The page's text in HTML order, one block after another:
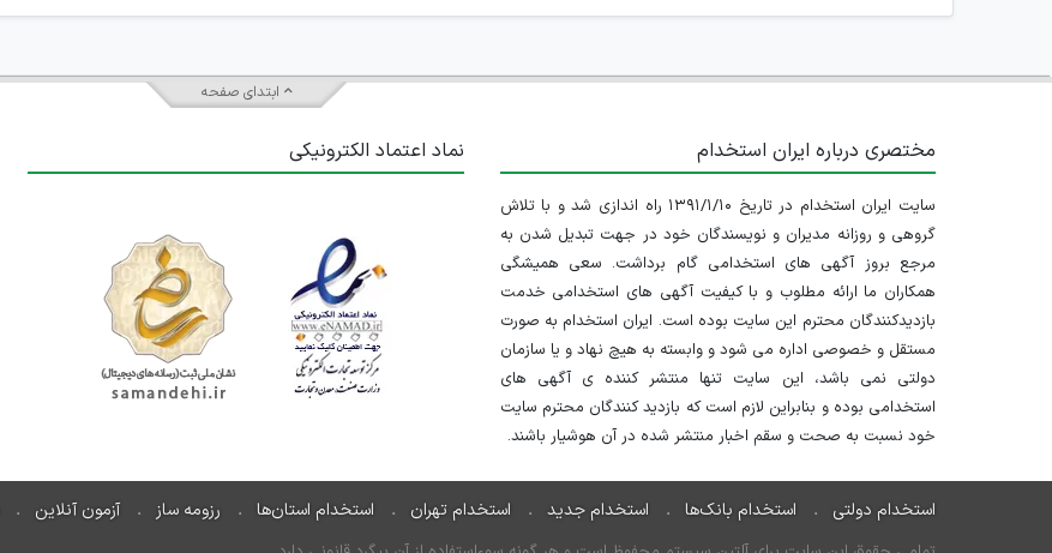
ابتدای صفحه
مختصری درباره ایران استخدام
سایت ایران استخدام در تاریخ ۱۳۹۱/۱/۱۰ راه اندازی شد و با تلاش
گروهی و روزانه مدیران و نویسندگان خود در جهت تبدیل شدن به
مرجع بروز آگهی های استخدامی گام برداشت. سعی همیشگی
همکاران ما ارائه مطلوب و با کیفیت آگهی های استخدامی خدمت
بازدیدکنندگان محترم این سایت بوده است. ایران استخدام به صورت
مستقل و خصوصی اداره می شود و وابسته به هیچ نهاد و یا سازمان
دولتی نمی باشد، این سایت تنها منتشر کننده ی آگهی های
استخدامی بوده و بنابراین لازم است که بازدید کنندگان محترم سایت
خود نسبت به صحت و سقم اخبار منتشر شده در آن هوشیار باشند.
نماد اعتماد الکترونیکی
استخدام دولتی استخدام بانک‌ها استخدام جدید استخدام تهران استخدام استان‌ها رزومه ساز آزمون آنلاین